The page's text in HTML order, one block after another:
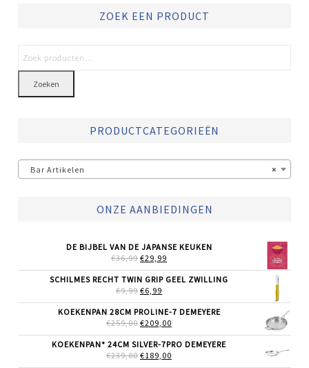
ZOEK EEN PRODUCT
Zoeken
PRODUCTCATEGORIEËN
×
Bar Artikelen
ONZE AANBIEDINGEN
DE BIJBEL VAN DE JAPANSE KEUKEN
€36,99 OORSPRONKELIJKE
WAS:
€36,99.
€29,99
IS:
SCHILMES RECHT TWIN GRIP GEEL ZWILLING
€9,99 OORSPRONKELIJKE
WAS:
€9,99.
€6,99
IS:
€6,99.
KOEKENPAN 28CM PROLINE-7 DEMEYERE
€259,00 OORSPRONKELIJKE
WAS:
€259,00.
€209,00
IS:
KOEKENPAN* 24CM SILVER-7PRO DEMEYERE
€239,00 OORSPRONKELIJKE
€189,00